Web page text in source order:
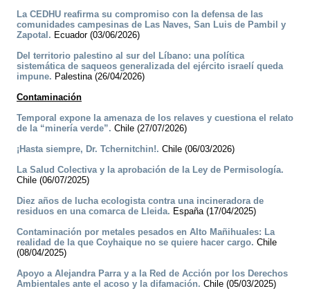
La CEDHU reafirma su compromiso con la defensa de las
comunidades campesinas de Las Naves, San Luis de Pambil y
Zapotal. Ecuador (03/06/2026)
Del territorio palestino al sur del Líbano: una política
sistemática de saqueos generalizada del ejército israelí queda
impune. Palestina (26/04/2026)
Contaminación
Temporal expone la amenaza de los relaves y cuestiona el relato
de la “minería verde”. Chile (27/07/2026)
¡Hasta siempre, Dr. Tchernitchin!. Chile (06/03/2026)
La Salud Colectiva y la aprobación de la Ley de Permisología.
Chile (06/07/2025)
Diez años de lucha ecologista contra una incineradora de
residuos en una comarca de Lleida. España (17/04/2025)
Contaminación por metales pesados en Alto Mañihuales: La
realidad de la que Coyhaique no se quiere hacer cargo. Chile
(08/04/2025)
Apoyo a Alejandra Parra y a la Red de Acción por los Derechos
Ambientales ante el acoso y la difamación. Chile (05/03/2025)